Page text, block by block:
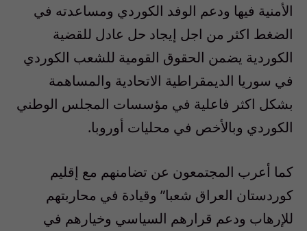
الأمنية فيها ودعم الوفد الكوردي ومساعدته في
الضغط اكثر من اجل إيجاد حل عادل للقضية
الكوردية يضمن الحقوق القومية للشعب الكوردي
في سوريا الديمقراطية الاتحادية والمساهمة
بشكل اكثر فاعلية في مؤسسات المجلس الوطني
الكوردي وبالأخص في محليات أوروبا.
كما أعرب المجتمعون عن تضامنهم مع إقليم
كوردستان العراق شعبا” وقيادة في محاربتهم
للإرهاب ودعم قرارهم السياسي وخيارهم في